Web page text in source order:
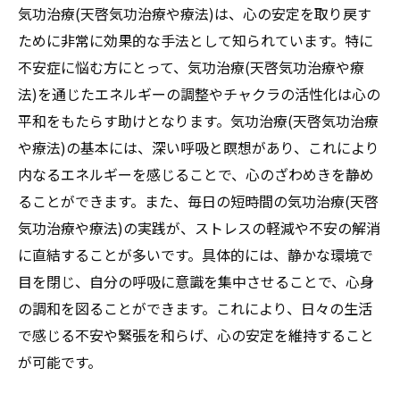
気功治療(天啓気功治療や療法)は、心の安定を取り戻す
ために非常に効果的な手法として知られています。特に
不安症に悩む方にとって、気功治療(天啓気功治療や療
法)を通じたエネルギーの調整やチャクラの活性化は心の
平和をもたらす助けとなります。気功治療(天啓気功治療
や療法)の基本には、深い呼吸と瞑想があり、これにより
内なるエネルギーを感じることで、心のざわめきを静め
ることができます。また、毎日の短時間の気功治療(天啓
気功治療や療法)の実践が、ストレスの軽減や不安の解消
に直結することが多いです。具体的には、静かな環境で
目を閉じ、自分の呼吸に意識を集中させることで、心身
の調和を図ることができます。これにより、日々の生活
で感じる不安や緊張を和らげ、心の安定を維持すること
が可能です。